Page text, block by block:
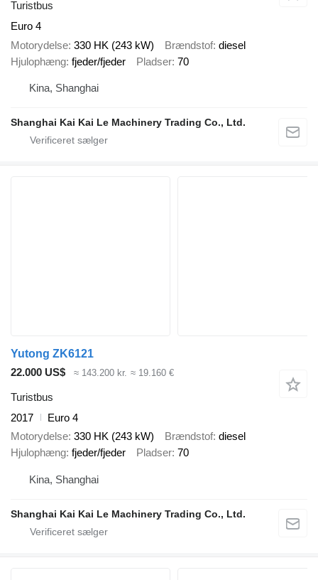
Turistbus
Euro 4
Motorydelse 330 HK (243 kW) Brændstof diesel
Hjulophæng fjeder/fjeder Pladser 70
Kina, Shanghai
Shanghai Kai Kai Le Machinery Trading Co., Ltd.
Yutong ZK6121
22.000 US$
≈ 143.200 kr. ≈ 19.160 €
Turistbus
2017
Euro 4
Motorydelse 330 HK (243 kW) Brændstof diesel
Hjulophæng fjeder/fjeder Pladser 70
Kina, Shanghai
Shanghai Kai Kai Le Machinery Trading Co., Ltd.